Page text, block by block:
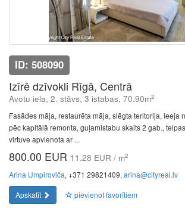
ID: 508090
Izīrē dzīvokli Rīgā, Centrā
Avotu iela, 2. stāvs, 3 istabas, 70.90m2
Fasādes māja, restaurēta māja, slēgta teritorija, ieeja
pēc kapitālā remonta, guļamistabu skaits 2 gab.,
virtuve apvienota ar ...
800.00 EUR 11.28 EUR / m2
Arina Umpiroviča, +371 29821409, arina@cityreal.lv
Apskatīt
pievienot favorītiem